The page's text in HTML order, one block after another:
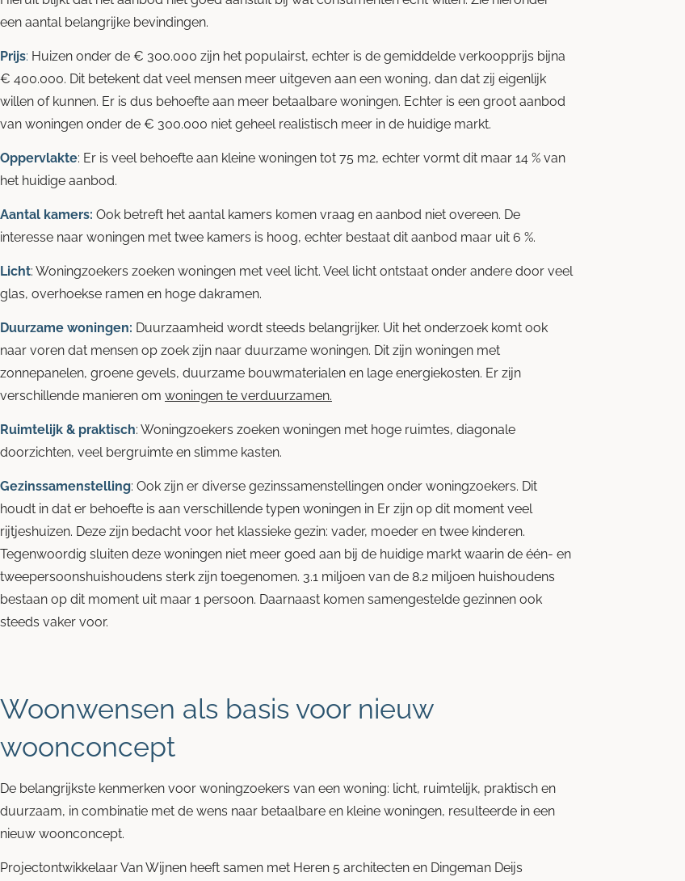
een aantal belangrijke bevindingen.
Prijs: Huizen onder de € 300.000 zijn het populairst, echter is de gemiddelde verkoopprijs bijna
€ 400.000. Dit betekent dat veel mensen meer uitgeven aan een woning, dan dat zij eigenlijk
willen of kunnen. Er is dus behoefte aan meer betaalbare woningen. Echter is een groot aanbod
van woningen onder de € 300.000 niet geheel realistisch meer in de huidige markt.
Oppervlakte: Er is veel behoefte aan kleine woningen tot 75 m2, echter vormt dit maar 14 % van
het huidige aanbod.
Aantal kamers: Ook betreft het aantal kamers komen vraag en aanbod niet overeen. De
interesse naar woningen met twee kamers is hoog, echter bestaat dit aanbod maar uit 6 %.
Licht: Woningzoekers zoeken woningen met veel licht. Veel licht ontstaat onder andere door veel
glas, overhoekse ramen en hoge dakramen.
Duurzame woningen: Duurzaamheid wordt steeds belangrijker. Uit het onderzoek komt ook
naar voren dat mensen op zoek zijn naar duurzame woningen. Dit zijn woningen met
zonnepanelen, groene gevels, duurzame bouwmaterialen en lage energiekosten. Er zijn
verschillende manieren om woningen te verduurzamen.
Ruimtelijk & praktisch: Woningzoekers zoeken woningen met hoge ruimtes, diagonale
doorzichten, veel bergruimte en slimme kasten.
Gezinssamenstelling: Ook zijn er diverse gezinssamenstellingen onder woningzoekers. Dit
houdt in dat er behoefte is aan verschillende typen woningen in Er zijn op dit moment veel
rijtjeshuizen. Deze zijn bedacht voor het klassieke gezin: vader, moeder en twee kinderen.
Tegenwoordig sluiten deze woningen niet meer goed aan bij de huidige markt waarin de één- en
tweepersoonshuishoudens sterk zijn toegenomen. 3.1 miljoen van de 8.2 miljoen huishoudens
bestaan op dit moment uit maar 1 persoon. Daarnaast komen samengestelde gezinnen ook
steeds vaker voor.
Woonwensen als basis voor nieuw
woonconcept
De belangrijkste kenmerken voor woningzoekers van een woning: licht, ruimtelijk, praktisch en
duurzaam, in combinatie met de wens naar betaalbare en kleine woningen, resulteerde in een
nieuw woonconcept.
Projectontwikkelaar Van Wijnen heeft samen met Heren 5 architecten en Dingeman Deijs